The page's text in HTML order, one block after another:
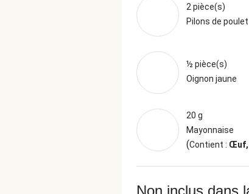
2 pièce(s)
Pilons de poulet
½ pièce(s)
Oignon jaune
20 g
Mayonnaise
(Contient : Œuf,
Non inclus dans